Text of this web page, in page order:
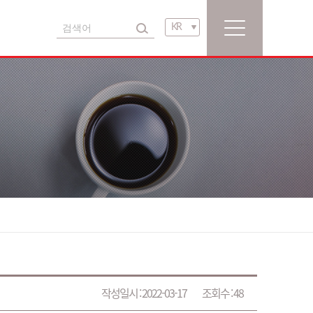
KR
영업소
그룹사
동서 뮤지엄
브로슈어
리치스밸리후레쉬
산베니토
리치스
동서티
닥터오트커(Dr.Oetker)
다이아몬드
커피류 치즈류
작성일시 :2022-03-17 조회수 :48